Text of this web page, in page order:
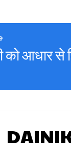
को आधार